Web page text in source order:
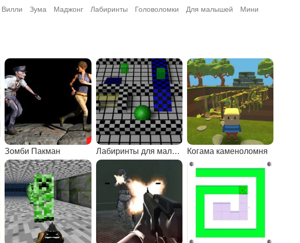
Вилли Зума Маджонг Лабиринты Головоломки Для малышей
Мини
Зомби Пакман Лабиринты для мальчиков Когама каменоломня